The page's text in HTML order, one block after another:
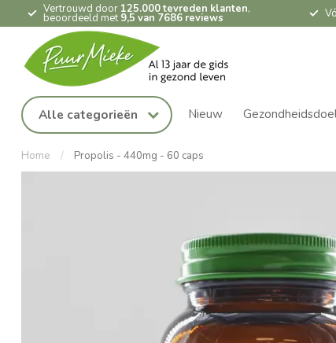
Vertrouwd door 125.000 tevreden klanten,
beoordeeld met 9,5 van 7686 reviews
Alle categorieën Nieuw
Home / Propolis - 440mg - 60 caps